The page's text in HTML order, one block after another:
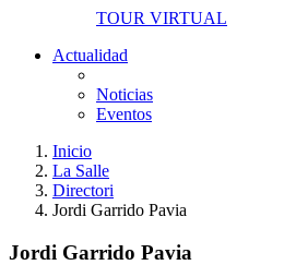
TOUR VIRTUAL
Actualidad
Noticias
Eventos
Inicio
La Salle
Directori
Jordi Garrido Pavia
Jordi Garrido Pavia